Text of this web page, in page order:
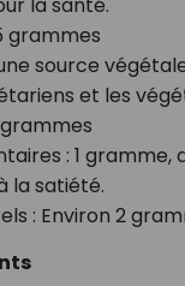
la santé.
grammes
source
et les
: 1 gramme,
la satiété.
: Environ 2